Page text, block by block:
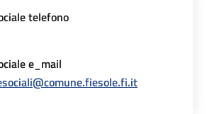
telefono
e_mail